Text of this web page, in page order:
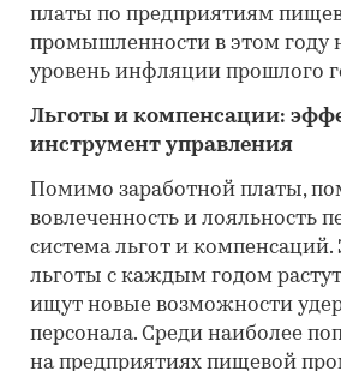
платы по предприятиям
промышленности в этом году
уровень инфляции прошлого
Льготы и компенсации:
инструмент управления
Помимо заработной платы,
вовлеченность и лояльность
система льгот и компенсаций.
льготы с каждым годом
ищут новые возможности
персонала. Среди наиболее
на предприятиях пищевой